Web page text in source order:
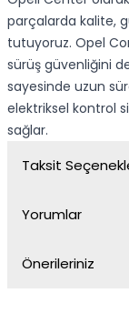
parçalarda kalite,
tutuyoruz. Opel
sürüş güvenliğini
sayesinde uzun
elektriksel kontrol
sağlar.
Taksit
Yorumlar
Önerileriniz